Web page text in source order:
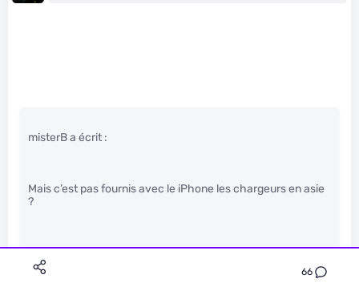
66
misterB a écrit :
Mais c’est pas fournis avec le iPhone les chargeurs en asie
?